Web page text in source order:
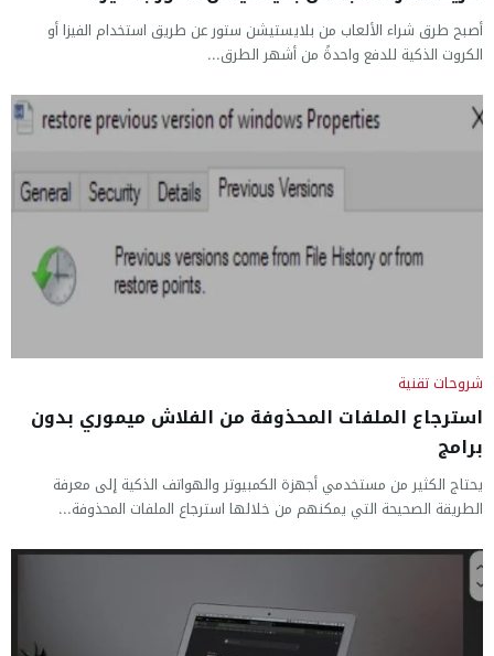
أصبح طرق شراء الألعاب من بلايستيشن ستور عن طريق استخدام الفيزا أو
الكروت الذكية للدفع واحدةً من أشهر الطرق...
شروحات تقنية
استرجاع الملفات المحذوفة من الفلاش ميموري بدون
برامج
يحتاج الكثير من مستخدمي أجهزة الكمبيوتر والهواتف الذكية إلى معرفة
الطريقة الصحيحة التي يمكنهم من خلالها استرجاع الملفات المحذوفة...